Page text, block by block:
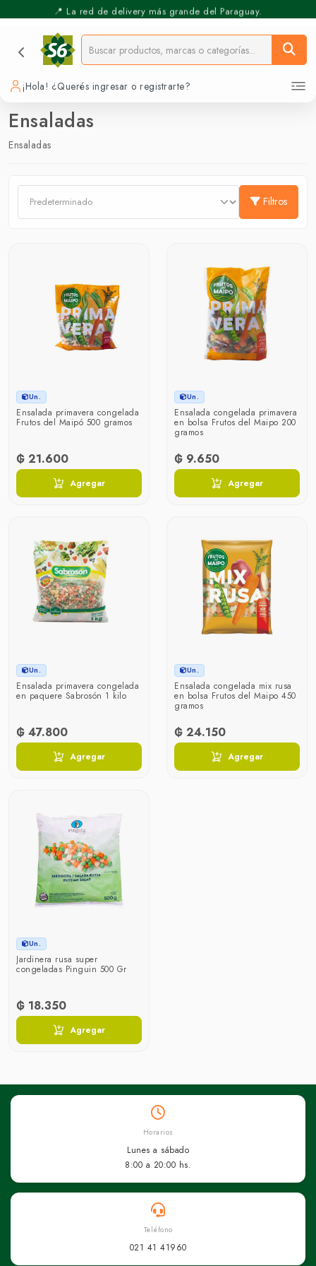
📍 La red de delivery más grande del Paraguay.
⚡️ Pickup Express - Retirás en 30 min.
¡Hola! ¿Querés ingresar o registrarte?
Ensaladas
Ensaladas
Filtros
Un.
Ensalada primavera congelada
Frutos del Maipó 500 gramos
₲ 21.600
Agregar
Un.
Ensalada congelada primavera
en bolsa Frutos del Maipo 200
gramos
₲ 9.650
Agregar
Un.
Ensalada primavera congelada
en paquere Sabrosón 1 kilo
₲ 47.800
Agregar
Un.
Ensalada congelada mix rusa
en bolsa Frutos del Maipo 450
gramos
₲ 24.150
Agregar
Un.
Jardinera rusa super
congeladas Pinguin 500 Gr
₲ 18.350
Agregar
Horarios
Lunes a sábado
8:00 a 20:00 hs.
Teléfono
021 41 41960